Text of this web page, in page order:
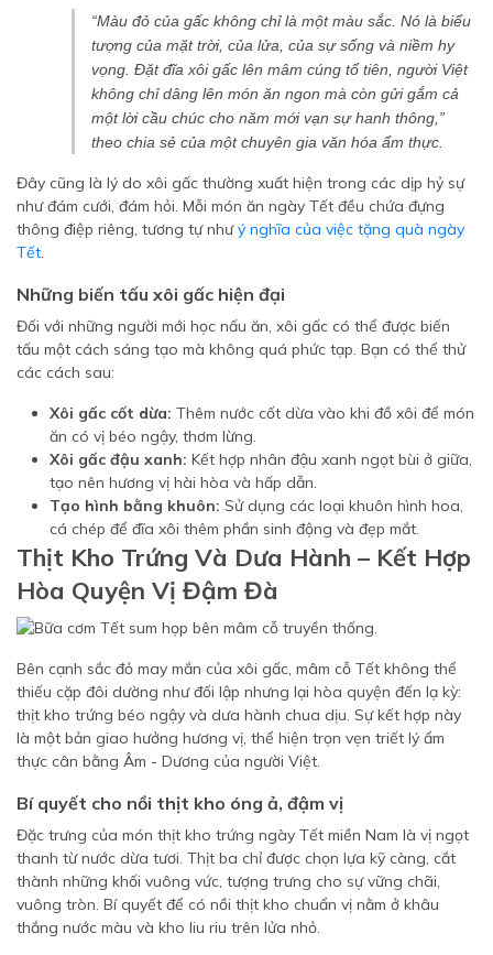
“Màu đỏ của gấc không chỉ là một màu sắc. Nó là biểu
tượng của mặt trời, của lửa, của sự sống và niềm hy
vọng. Đặt đĩa xôi gấc lên mâm cúng tổ tiên, người Việt
không chỉ dâng lên món ăn ngon mà còn gửi gắm cả
một lời cầu chúc cho năm mới vạn sự hanh thông,”
theo chia sẻ của một chuyên gia văn hóa ẩm thực.
Đây cũng là lý do xôi gấc thường xuất hiện trong các dịp hỷ sự
như đám cưới, đám hỏi. Mỗi món ăn ngày Tết đều chứa đựng
thông điệp riêng, tương tự nhưý nghĩa của việc tặng quà ngày
Tết.
Những biến tấu xôi gấc hiện đại
Đối với những người mới học nấu ăn, xôi gấc có thể được biến
tấu một cách sáng tạo mà không quá phức tạp. Bạn có thể thử
các cách sau:
Xôi gấc cốt dừa: Thêm nước cốt dừa vào khi đồ xôi để món
ăn có vị béo ngậy, thơm lừng.
Xôi gấc đậu xanh: Kết hợp nhân đậu xanh ngọt bùi ở giữa,
tạo nên hương vị hài hòa và hấp dẫn.
Tạo hình bằng khuôn: Sử dụng các loại khuôn hình hoa,
cá chép để đĩa xôi thêm phần sinh động và đẹp mắt.
Thịt Kho Trứng Và Dưa Hành – Kết Hợp
Hòa Quyện Vị Đậm Đà
Bên cạnh sắc đỏ may mắn của xôi gấc, mâm cỗ Tết không thể
thiếu cặp đôi dường như đối lập nhưng lại hòa quyện đến lạ kỳ:
thịt kho trứng béo ngậy và dưa hành chua dịu. Sự kết hợp này
là một bản giao hưởng hương vị, thể hiện trọn vẹn triết lý ẩm
thực cân bằng Âm - Dương của người Việt.
Bí quyết cho nồi thịt kho óng ả, đậm vị
Đặc trưng của món thịt kho trứng ngày Tết miền Nam là vị ngọt
thanh từ nước dừa tươi. Thịt ba chỉ được chọn lựa kỹ càng, cắt
thành những khối vuông vức, tượng trưng cho sự vững chãi,
vuông tròn. Bí quyết để có nồi thịt kho chuẩn vị nằm ở khâu
thắng nước màu và kho liu riu trên lửa nhỏ.